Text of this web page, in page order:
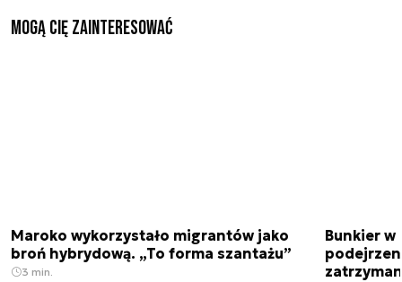
Mogą Cię zainteresować
Maroko wykorzystało migrantów jako
broń hybrydową. „To forma szantażu”
3 min.
Bunkier w